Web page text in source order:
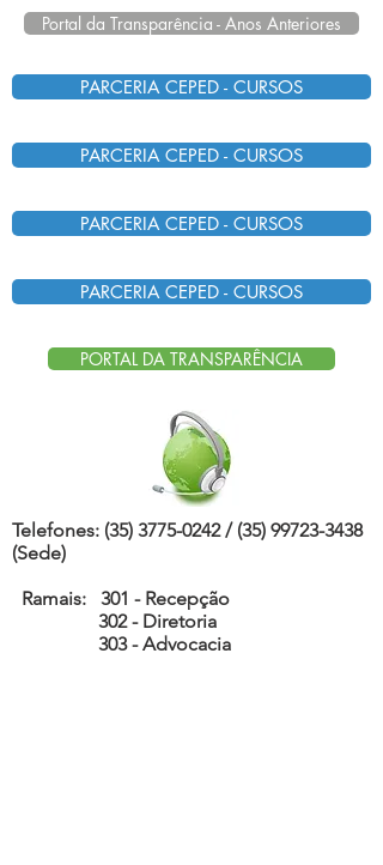
Portal da Transparência - Anos Anteriores
PARCERIA CEPED - CURSOS
PARCERIA CEPED - CURSOS
PARCERIA CEPED - CURSOS
PARCERIA CEPED - CURSOS
PORTAL DA TRANSPARÊNCIA
Telefones: (35) 3775-0242/ (35) 99723-3438
(Sede)
Ramais: 301 - Recepção
302 - Diretoria
303 - Advocacia